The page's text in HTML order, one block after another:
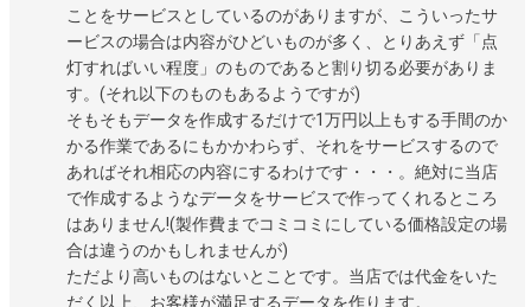
ことをサービスとしているのがありますが、こういったサ
ービスの場合は内容がひどいものが多く、とりあえず「点
灯すればいい程度」のものであると割り切る必要がありま
す。(それ以下のものもあるようですが)
そもそもデータを作成するだけで1万円以上もする手間のか
かる作業であるにもかかわらず、それをサービスするので
あればそれ相応の内容にするわけです・・・。絶対に当店
で作成するようなデータをサービスで作ってくれるところ
はありません!(製作費までコミコミにしている価格設定の場
合は違うのかもしれませんが)
ただより高いものはないとことです。当店では代金をいた
だく以上、お客様が満足するデータを作ります。